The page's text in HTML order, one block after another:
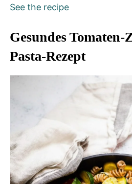
See the recipe
Gesundes
Pasta-Rezept